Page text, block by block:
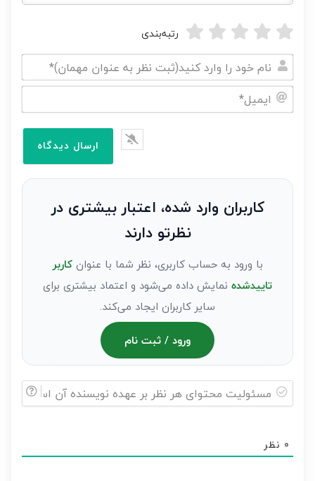
رتبه‌بندی
نام
خود
نظر
کاربران وارد شده، اعتبار بیشتری در
نظرتو دارند
با ورود به حساب کاربری، نظر شما با عنوانکاربر
تاییدشده نمایش داده می‌شود و اعتماد بیشتری برای
سایر کاربران ایجاد می‌کند.
ورود / ثبت نام
هر
0 نظر